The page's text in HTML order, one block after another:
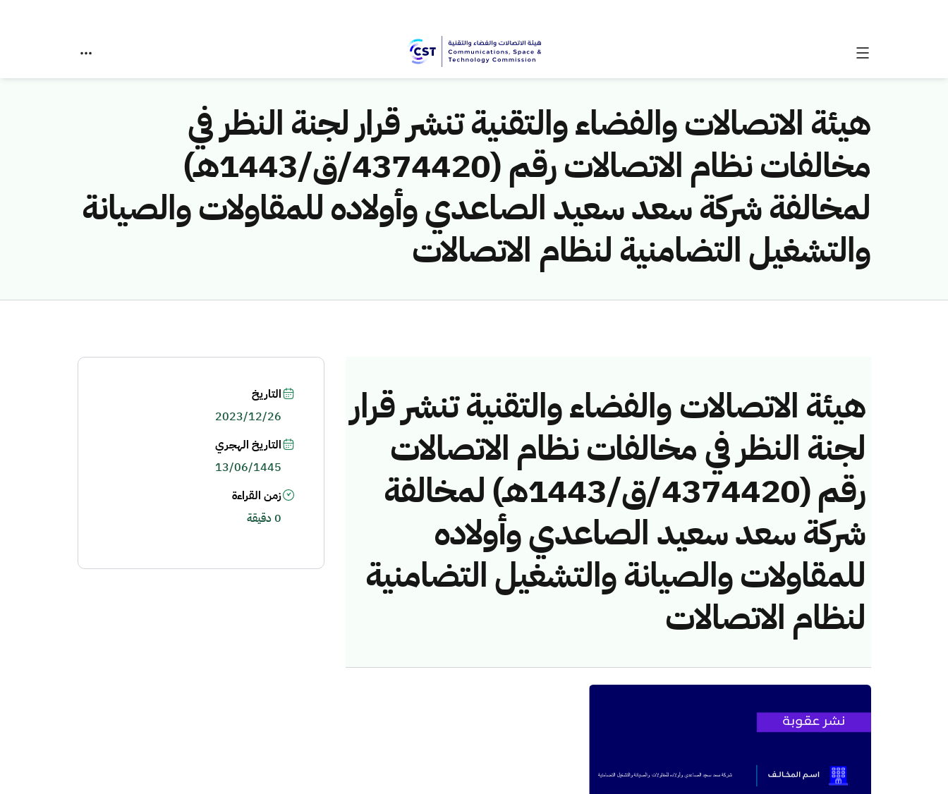
هيئة الاتصالات والفضاء والتقنية تنشر قرار لجنة النظر في
مخالفات نظام الاتصالات رقم (4374420/ق/1443هـ)
لمخالفة شركة سعد سعيد الصاعدي وأولاده للمقاولات والصيانة
والتشغيل التضامنية لنظام الاتصالات
هيئة الاتصالات والفضاء والتقنية تنشر قرار
لجنة النظر في مخالفات نظام الاتصالات
رقم (4374420/ق/1443هـ) لمخالفة
شركة سعد سعيد الصاعدي وأولاده
للمقاولات والصيانة والتشغيل التضامنية
لنظام الاتصالات
التاريخ
2023/12/26
التاريخ الهجري
13/06/1445
زمن القراءة
0 دقيقة